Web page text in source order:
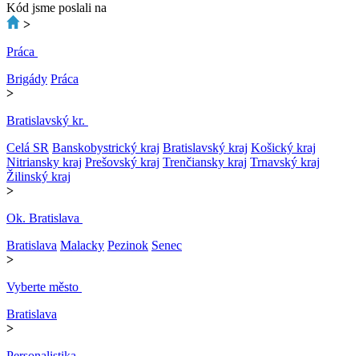
Kód jsme poslali na
>
Práca
Brigády Práca
>
Bratislavský kr.
Celá SR Banskobystrický kraj Bratislavský kraj Košický kraj
Nitriansky kraj Prešovský kraj Trenčiansky kraj Trnavský kraj
Žilinský kraj
>
Ok. Bratislava
Bratislava Malacky Pezinok Senec
>
Vyberte město
Bratislava
>